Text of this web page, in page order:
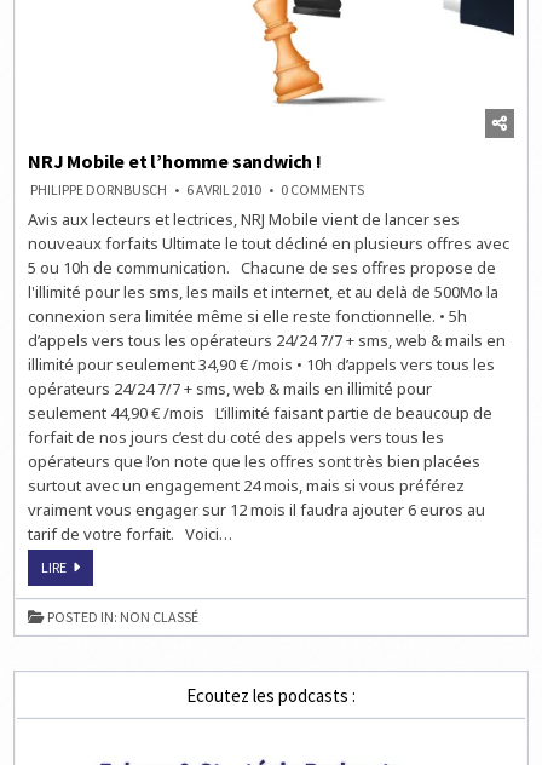
NRJ Mobile et l’homme sandwich !
PHILIPPE DORNBUSCH 6 AVRIL 2010 0 COMMENTSON
MOBILE
L’HOMME
SANDWICH
!
Avis aux lecteurs et lectrices, NRJ Mobile vient de lancer ses
nouveaux forfaits Ultimate le tout décliné en plusieurs offres avec
5 ou 10h de communication. Chacune de ses offres propose de
l'illimité pour les sms, les mails et internet, et au delà de 500Mo la
connexion sera limitée même si elle reste fonctionnelle. • 5h
d’appels vers tous les opérateurs 24/24 7/7 + sms, web & mails en
illimité pour seulement 34,90 € /mois • 10h d’appels vers tous les
opérateurs 24/24 7/7 + sms, web & mails en illimité pour
seulement 44,90 € /mois L’illimité faisant partie de beaucoup de
forfait de nos jours c’est du coté des appels vers tous les
opérateurs que l’on note que les offres sont très bien placées
surtout avec un engagement 24 mois, mais si vous préférez
vraiment vous engager sur 12 mois il faudra ajouter 6 euros au
tarif de votre forfait. Voici…
LIRENRJ
ET
L’HOMME
SANDWICH
!
POSTED IN: NON CLASSÉ
Ecoutez les podcasts :